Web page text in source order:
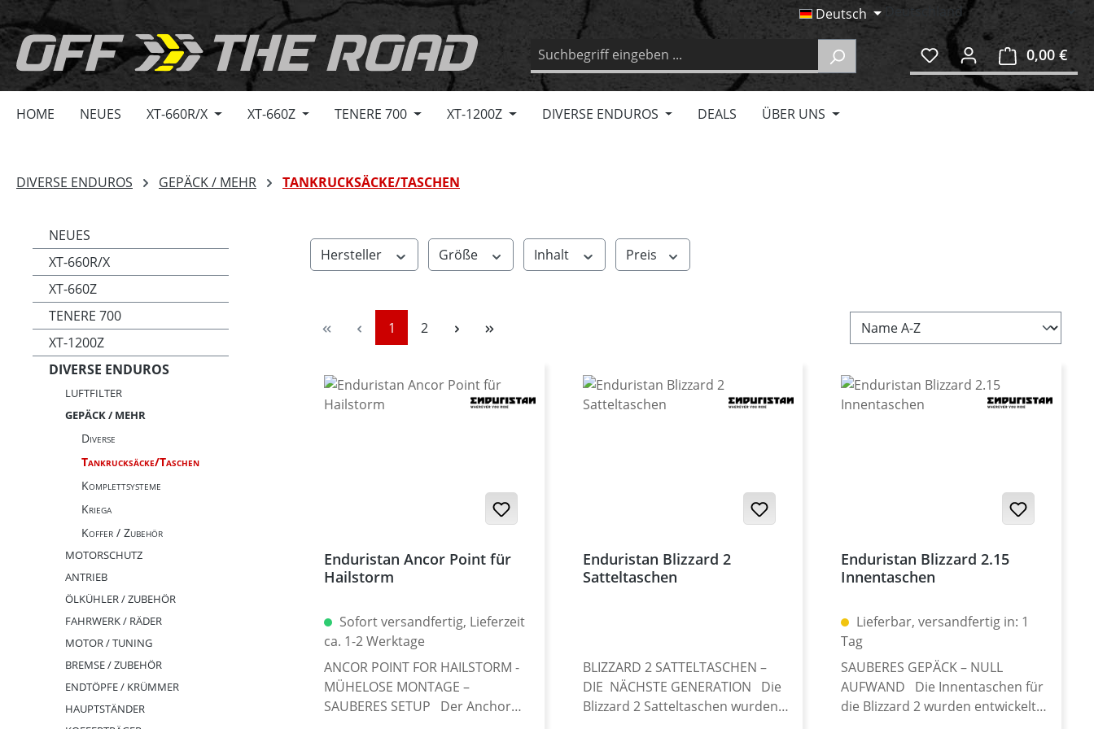
Zur Hauptnavigation springen Deutsch
0,00 €
HOME NEUES XT-660R/X XT-660Z TENERE 700 XT-1200Z DIVERSE ENDUROS DEALS ÜBER UNS
DIVERSE ENDUROS GEPÄCK / MEHR TANKRUCKSÄCKE/TASCHEN
NEUES
XT-660R/X
XT-660Z
TENERE 700
XT-1200Z
DIVERSE ENDUROS
LUFTFILTER
GEPÄCK / MEHR
Diverse
Tankrucksäcke/Taschen
Komplettsysteme
Kriega
Koffer / Zubehör
MOTORSCHUTZ
ANTRIEB
ÖLKÜHLER / ZUBEHÖR
FAHRWERK / RÄDER
MOTOR / TUNING
BREMSE / ZUBEHÖR
ENDTÖPFE / KRÜMMER
HAUPTSTÄNDER
Hersteller Größe Inhalt Preis
Seite
1 Seite
2
Enduristan Ancor Point für
Hailstorm
Sofort versandfertig, Lieferzeit
ca. 1-2 Werktage
ANCOR POINT FOR HAILSTORM -
MÜHELOSE MONTAGE –
SAUBERES SETUP Der Anchor
Enduristan Blizzard 2
Satteltaschen
BLIZZARD 2 SATTELTASCHEN –
DIE NÄCHSTE GENERATION Die
Blizzard 2 Satteltaschen wurden
Enduristan Blizzard 2.15
Innentaschen
Lieferbar, versandfertig in: 1
Tag
SAUBERES GEPÄCK – NULL
AUFWAND Die Innentaschen für
die Blizzard 2 wurden entwickelt,